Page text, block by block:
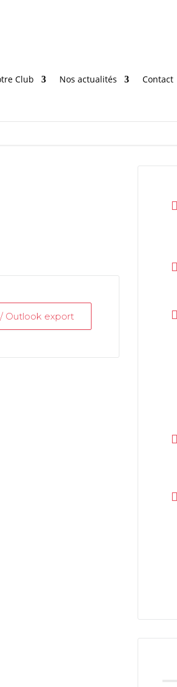
Club Nos actualités Contact
/ Outlook export